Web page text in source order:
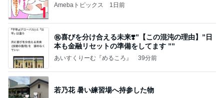
Amebaトピックス 1日前
㊗️喜びを分け合える未来❣️”【この混沌の理由】”⽇
本も⾦融リセットの準備をしてます ””
あいすくりーむ『めるころ』 39分前
若乃花 暑い練習場へ持参した物